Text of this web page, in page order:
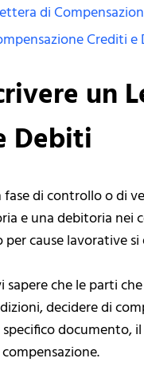
di
Crediti e
un
Debiti
fase di controllo o di
e una debitoria nei
per cause lavorative
sapere che le parti
decidere di
documento,